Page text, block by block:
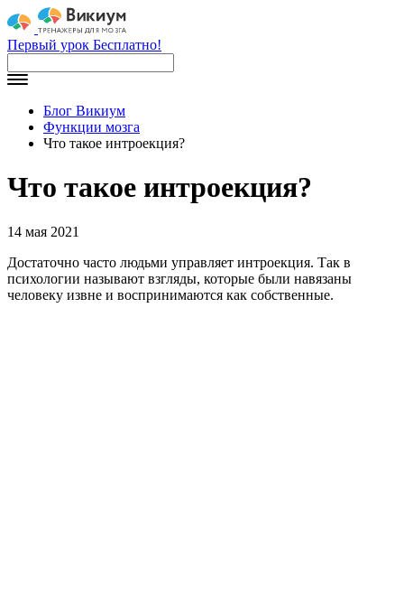
Первый урок Бесплатно!
Блог Викиум
Функции мозга
Что такое интроекция?
Что такое интроекция?
14 мая 2021
Достаточно часто людьми управляет интроекция. Так в
психологии называют взгляды, которые были навязаны
человеку извне и воспринимаются как собственные.